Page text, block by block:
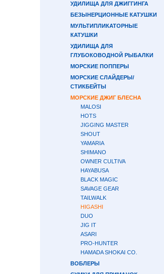
УДИЛИЩА ДЛЯ ДЖИГГИНГА
БЕЗЫНЕРЦИОННЫЕ КАТУШКИ
МУЛЬТИПЛИКАТОРНЫЕ
КАТУШКИ
УДИЛИЩА ДЛЯ
ГЛУБОКОВОДНОЙ РЫБАЛКИ
МОРСКИЕ ПОППЕРЫ
МОРСКИЕ СЛАЙДЕРЫ/
СТИКБЕЙТЫ
МОРСКИЕ ДЖИГ БЛЕСНА
MALOSI
HOTS
JIGGING MASTER
SHOUT
YAMARIA
SHIMANO
OWNER CULTIVA
HAYABUSA
BLACK MAGIC
SAVAGE GEAR
TAILWALK
HIGASHI
DUO
JIG IT
ASARI
PRO-HUNTER
HAMADA SHOKAI CO.
ВОБЛЕРЫ